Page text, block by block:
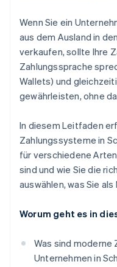
Wenn Sie ein
aus dem Ausland in
verkaufen, sollte Ihre
Zahlungssprache
Wallets) und
gewährleisten, ohne
In diesem Leitfaden
Zahlungssysteme in
für verschiedene
sind und wie Sie die
auswählen, was Sie
Worum geht es in
Was sind
Unternehmen in